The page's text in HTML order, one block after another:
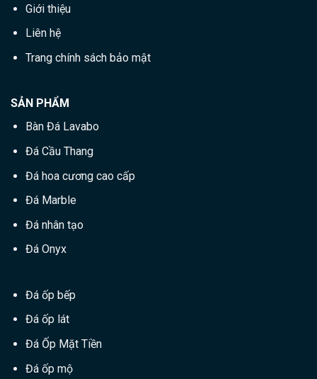
Giới thiệu
Liên hệ
Trang chính sách bảo mật
SẢN PHẨM
Bàn Đá Lavabo
Đá Cầu Thang
Đá hoa cương cao cấp
Đá Marble
Đá nhân tạo
Đá Onyx
Đá ốp bếp
Đá ốp lát
Đá Ốp Mặt Tiền
Đá ốp mộ